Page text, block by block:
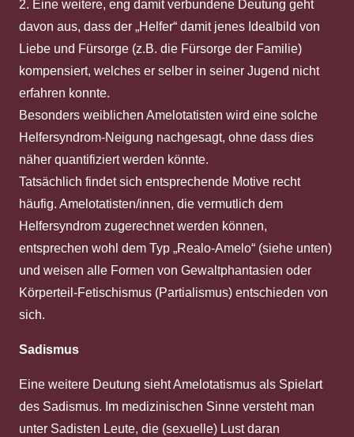
2. Eine weitere, eng damit verbundene Deutung geht
davon aus, dass der „Helfer“ damit jenes Idealbild von
Liebe und Fürsorge (z.B. die Fürsorge der Familie)
kompensiert, welches er selber in seiner Jugend nicht
erfahren konnte.
Besonders weiblichen Amelotatisten wird eine solche
Helfersyndrom-Neigung nachgesagt, ohne dass dies
näher quantifiziert werden könnte.
Tatsächlich findet sich entsprechende Motive recht
häufig. Amelotatisten/innen, die vermutlich dem
Helfersyndrom zugerechnet werden können,
entsprechen wohl dem Typ „Realo-Amelo“ (siehe unten)
und weisen alle Formen von Gewaltphantasien oder
Körperteil-Fetischismus (Partialismus) entschieden von
sich.
Sadismus
Eine weitere Deutung sieht Amelotatismus als Spielart
des Sadismus. Im medizinischen Sinne versteht man
unter Sadisten Leute, die (sexuelle) Lust daran